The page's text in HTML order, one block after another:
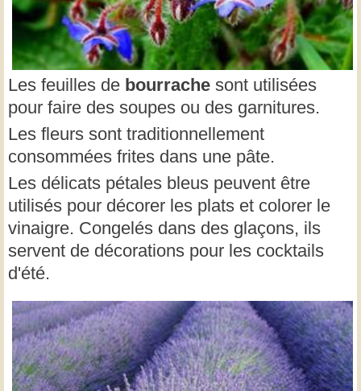
Les feuilles de bourrache sont utilisées
pour faire des soupes ou des garnitures.
Les fleurs sont traditionnellement
consommées frites dans une pâte.
Les délicats pétales bleus peuvent être
utilisés pour décorer les plats et colorer le
vinaigre. Congelés dans des glaçons, ils
servent de décorations pour les cocktails
d'été.